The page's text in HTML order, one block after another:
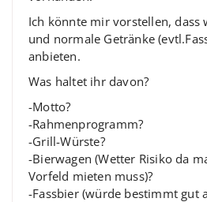
Ich könnte mir vorstellen, dass
und normale Getränke
anbieten.
Was haltet ihr davon?
-Motto?
-Rahmenprogramm?
-Grill-Würste?
-Bierwagen (Wetter Risiko da
Vorfeld mieten muss)?
-Fassbier (würde bestimmt gut